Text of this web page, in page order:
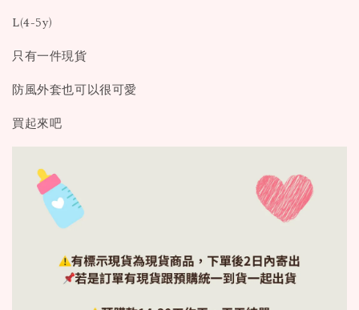
L(4-5y)
只有一件現貨
防風外套也可以很可愛
買起來吧